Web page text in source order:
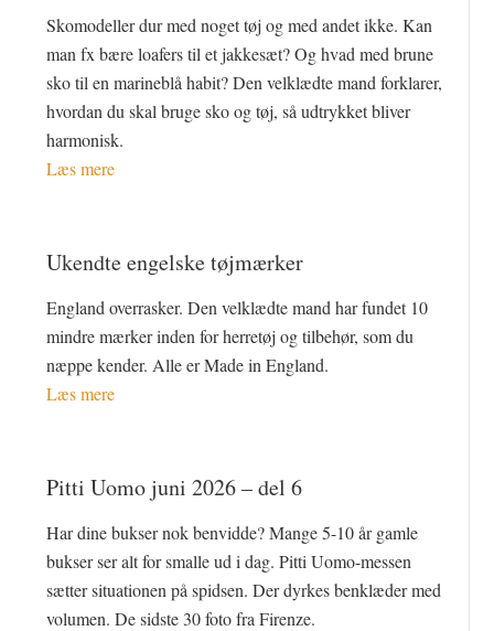
Skomodeller dur med noget tøj og med andet ikke. Kan
man fx bære loafers til et jakkesæt? Og hvad med brune
sko til en marineblå habit? Den velklædte mand forklarer,
hvordan du skal bruge sko og tøj, så udtrykket bliver
harmonisk.
Læs mere
Ukendte engelske tøjmærker
England overrasker. Den velklædte mand har fundet 10
mindre mærker inden for herretøj og tilbehør, som du
næppe kender. Alle er Made in England.
Læs mere
Pitti Uomo juni 2026 – del 6
Har dine bukser nok benvidde? Mange 5-10 år gamle
bukser ser alt for smalle ud i dag. Pitti Uomo-messen
sætter situationen på spidsen. Der dyrkes benklæder med
volumen. De sidste 30 foto fra Firenze.